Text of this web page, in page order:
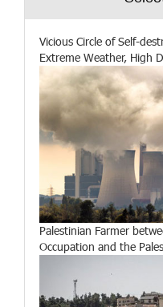
Vicious Circle of Self-
Extreme Weather, High
Palestinian Farmer
Occupation and the